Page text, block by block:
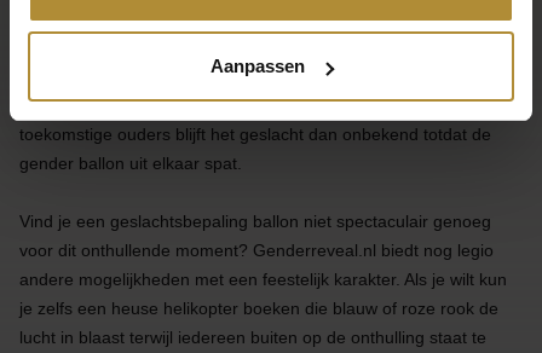
Aanpassen
geslacht van je kindje bekend te maken. Je verrast er iedereen
kunt het geslacht van je kind namelijk aan ons laten doorgeven
door bijvoorbeeld je verloskundige. Ook voor jullie als
toekomstige ouders blijft het geslacht dan onbekend totdat de
gender ballon uit elkaar spat.
Vind je een geslachtsbepaling ballon niet spectaculair genoeg
voor dit onthullende moment? Genderreveal.nl biedt nog legio
andere mogelijkheden met een feestelijk karakter. Als je wilt kun
je zelfs een heuse helikopter boeken die blauw of roze rook de
lucht in blaast terwijl iedereen buiten op de onthulling staat te